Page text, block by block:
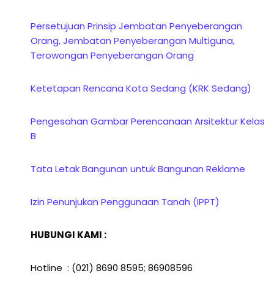
Persetujuan Prinsip Jembatan Penyeberangan
Orang, Jembatan Penyeberangan Multiguna,
Terowongan Penyeberangan Orang
Ketetapan Rencana Kota Sedang (KRK Sedang)
Pengesahan Gambar Perencanaan Arsitektur Kelas
B
Tata Letak Bangunan untuk Bangunan Reklame
Izin Penunjukan Penggunaan Tanah (IPPT)
HUBUNGI KAMI :
Hotline : (021) 8690 8595; 86908596